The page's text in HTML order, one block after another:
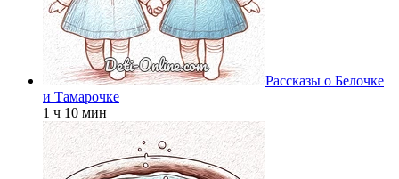
Рассказы о Белочке
и Тамарочке
1 ч 10 мин